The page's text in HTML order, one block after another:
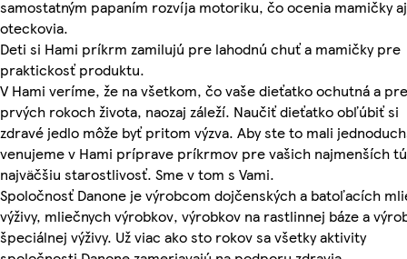
samostatným papaním rozvíja motoriku, čo ocenia mamičky aj
oteckovia.
Deti si Hami príkrm zamilujú pre lahodnú chuť a mamičky pre
praktickosť produktu.
V Hami veríme, že na všetkom, čo vaše dieťatko ochutná a
prvých rokoch života, naozaj záleží. Naučiť dieťatko obľúbiť si
zdravé jedlo môže byť pritom výzva. Aby ste to mali
venujeme v Hami príprave príkrmov pre vašich najmenších tú
najväčšiu starostlivosť. Sme v tom s Vami.
Spoločnosť Danone je výrobcom dojčenských a batoľacích
výživy, mliečnych výrobkov, výrobkov na rastlinnej báze a
špeciálnej výživy. Už viac ako sto rokov sa všetky aktivity